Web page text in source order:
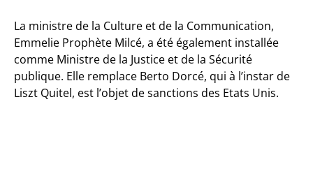
La ministre de la Culture et de la Communication,
Emmelie Prophète Milcé, a été également installée
comme Ministre de la Justice et de la Sécurité
publique. Elle remplace Berto Dorcé, qui à l’instar de
Liszt Quitel, est l’objet de sanctions des Etats Unis.